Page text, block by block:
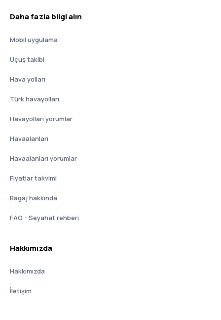
Daha fazla bilgi alın
Mobil uygulama
Uçuş takibi
Hava yolları
Türk havayolları
Havayolları yorumlar
Havaalanları
Havaalanları yorumlar
Fiyatlar takvimi
Bagaj hakkında
FAQ - Seyahat rehberi
Hakkımızda
Hakkımızda
İletişim